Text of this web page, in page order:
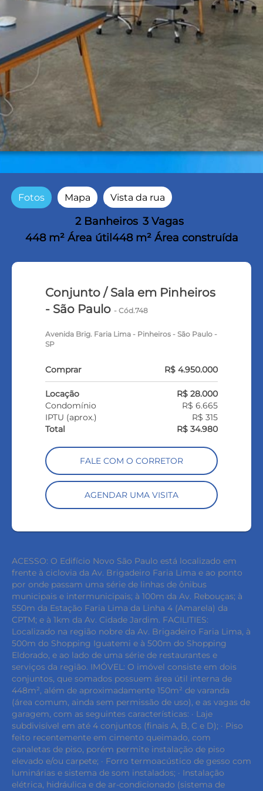
Fotos Mapa Vista da rua
2 Banheiros 3 Vagas
448 m² Área útil 448 m² Área construída
Conjunto / Sala em Pinheiros
- São Paulo- Cód.748
Avenida Brig. Faria Lima - Pinheiros - São Paulo -
SP
Comprar R$ 4.950.000
Locação
R$ 28.000
Condomínio
R$ 6.665
IPTU (aprox.)
R$ 315
Total
R$ 34.980
FALE COM O CORRETOR
AGENDAR UMA VISITA
ACESSO: O Edifício Novo São Paulo está localizado em
frente à ciclovia da Av. Brigadeiro Faria Lima e ao ponto
por onde passam uma série de linhas de ônibus
municipais e intermunicipais; à 100m da Av. Rebouças; à
550m da Estação Faria Lima da Linha 4 (Amarela) da
CPTM; e à 1km da Av. Cidade Jardim. FACILITIES:
Localizado na região nobre da Av. Brigadeiro Faria Lima, à
500m do Shopping Iguatemi e à 500m do Shopping
Eldorado, e ao lado de uma série de restaurantes e
serviços da região. IMÓVEL: O imóvel consiste em dois
conjuntos, que somados possuem área útil interna de
448m², além de aproximadamente 150m² de varanda
(área comum, ainda sem permissão de uso), e as vagas de
garagem, com as seguintes características: · Laje
subdivisível em até 4 conjuntos (finais A, B, C e D); · Piso
feito recentemente em cimento queimado, com
canaletas de piso, porém permite instalação de piso
elevado e/ou carpete; · Forro termoacústico de gesso com
luminárias e sistema de som instalados; · Instalação
elétrica, hidráulica e de ar-condicionado (sistema de